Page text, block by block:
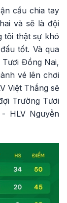
cầu chia tay
và sẽ là đội
tôi thật sự khó
tốt. Và qua
Đồng Nai,
vé lên chơi
Việt Thắng sẽ
Trường Tươi
HLV Nguyễn